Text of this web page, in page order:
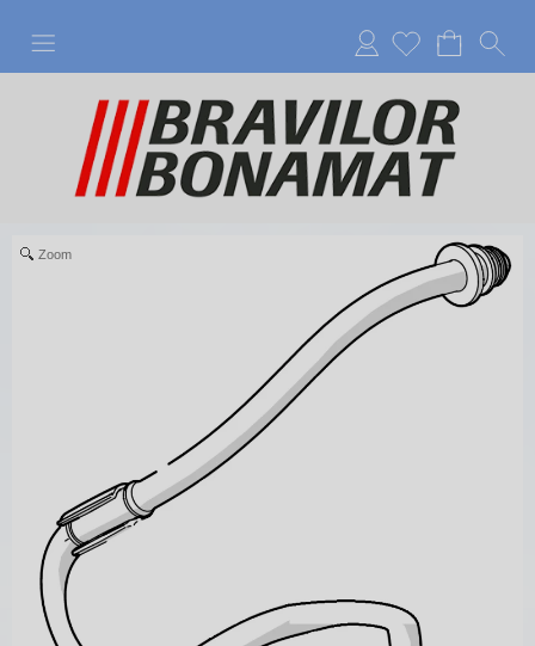
Anmelden
Zoom